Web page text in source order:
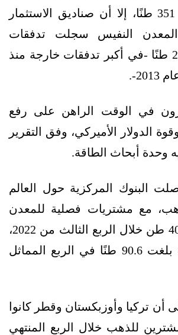
36% لتصل إلى 351 طنًا، إلا أن صناديق الاستثمار
المعدن النفيس سجلت تدفقات
خارجة قدرها 227 طنًا -في أكبر تدفقات خارجة منذ
.
في الوقت الراهن على رفع
الدولار الأميركي، وفق التقرير
وحدة أبحاث الطاقة.
البنوك المركزية حول العالم
مع مشتريات فصلية للمعدن
الأصفر تقارب 400 طن خلال الربع الثالث من 2022،
مقابل مشتريات بلغت 90.6 طنًا في الربع المماثل
أن تركيا وأوزبكستان وقطر كانوا
للذهب خلال الربع المنتهي